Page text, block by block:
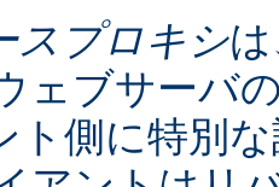
スプロキシ
ェブサーバ
ト側に特別